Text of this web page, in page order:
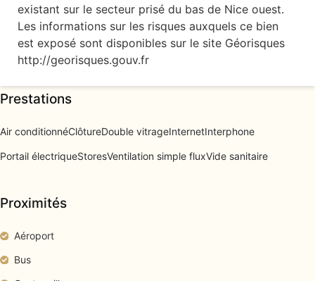
existant sur le secteur prisé du bas de Nice ouest.
Les informations sur les risques auxquels ce bien
est exposé sont disponibles sur le site Géorisques
http://georisques.gouv.fr
Prestations
Air conditionnéClôtureDouble vitrageInternetInterphone
Portail électriqueStoresVentilation simple fluxVide sanitaire
Proximités
Aéroport
Bus